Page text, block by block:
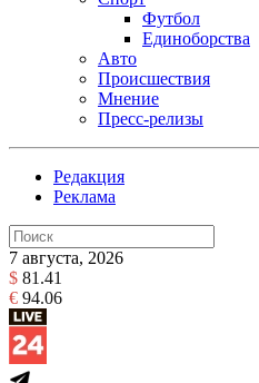
Футбол
Единоборства
Авто
Происшествия
Мнение
Пресс-релизы
Редакция
Реклама
7 августа, 2026
$ 81.41
€ 94.06